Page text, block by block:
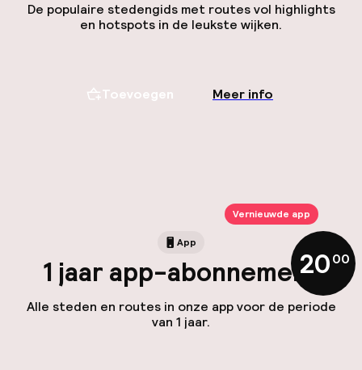
De populaire stedengids met routes vol highlights
en hotspots in de leukste wijken.
Toevoegen Meer info
Vernieuwde app
App
1 jaar app-abonnement
Alle steden en routes in onze app voor de periode
van 1 jaar.
20,00